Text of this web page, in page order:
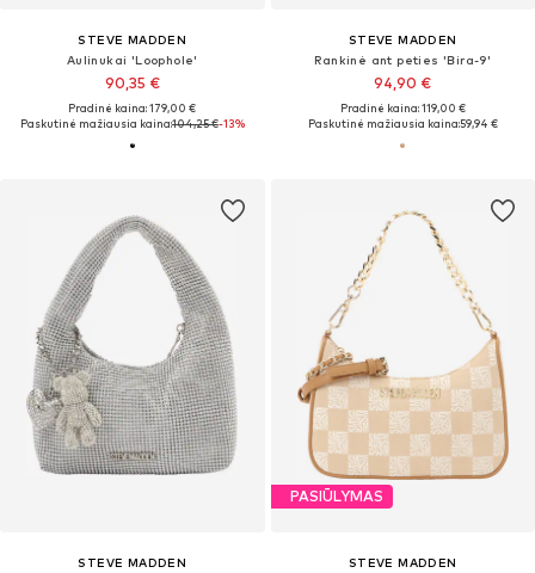
STEVE MADDEN
Aulinukai 'Loophole'
90,35 €
Pradinė kaina: 179,00 €
Paskutinė mažiausia kaina:104,25 €-13%
STEVE MADDEN
Rankinė ant peties 'Bira-9'
94,90 €
Pradinė kaina: 119,00 €
Paskutinė mažiausia kaina:59,94 €
STEVE MADDEN
PASIŪLYMAS
STEVE MADDEN